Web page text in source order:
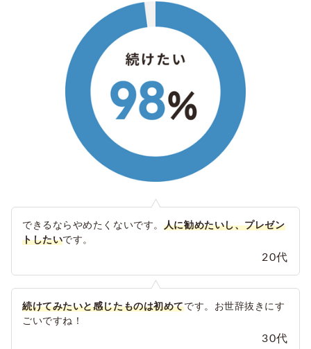
できるならやめたくないです。 人に勧めたいし、プレゼン
トしたいです。
20代
続けてみたいと感じたものは初めてです。お世辞抜きにす
ごいですね！
30代